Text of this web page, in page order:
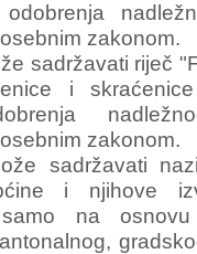
zakonom.
sadržavati riječ
i
zakonom.
sadržavati
i njihove
na osnovu